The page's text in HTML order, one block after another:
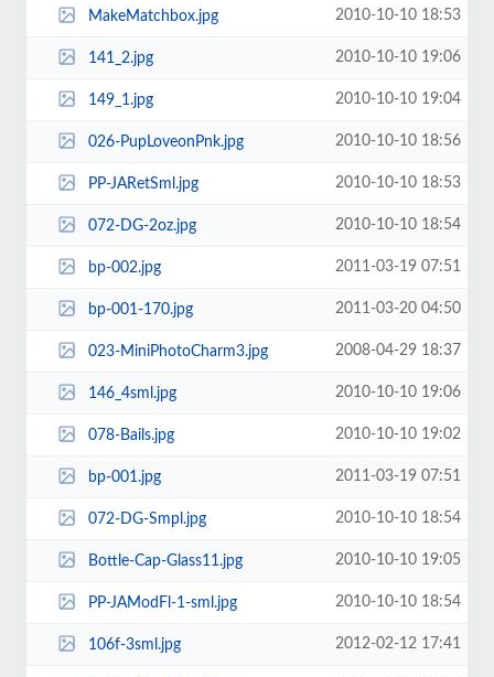
MakeMatchbox.jpg 2010-10-10 18:53
141_2.jpg 2010-10-10 19:06
149_1.jpg 2010-10-10 19:04
026-PupLoveonPnk.jpg 2010-10-10 18:56
PP-JARetSml.jpg 2010-10-10 18:53
072-DG-2oz.jpg 2010-10-10 18:54
bp-002.jpg 2011-03-19 07:51
bp-001-170.jpg 2011-03-20 04:50
023-MiniPhotoCharm3.jpg 2008-04-29 18:37
146_4sml.jpg 2010-10-10 19:06
078-Bails.jpg 2010-10-10 19:02
bp-001.jpg 2011-03-19 07:51
072-DG-Smpl.jpg 2010-10-10 18:54
Bottle-Cap-Glass11.jpg 2010-10-10 19:05
PP-JAModFl-1-sml.jpg 2010-10-10 18:54
106f-3sml.jpg 2012-02-12 17:41